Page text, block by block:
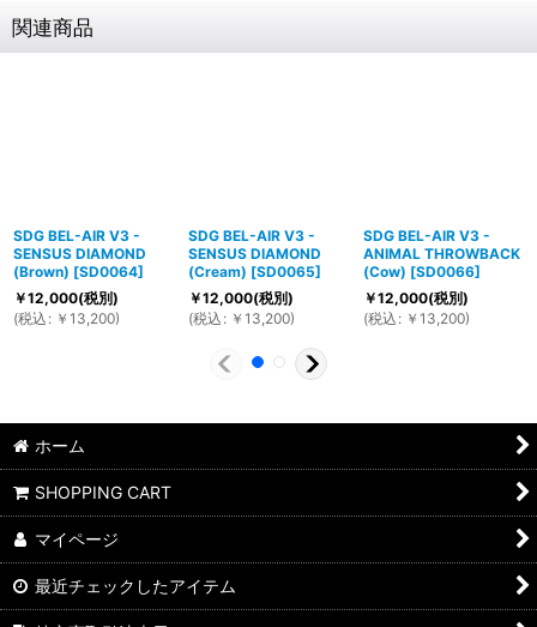
関連商品
SDG BEL-AIR V3 -
SENSUS DIAMOND
(Brown) [SD0064]
￥12,000(税別)
(税込 : ￥ 13,200)
SDG BEL-AIR V3 -
SENSUS DIAMOND
(Cream) [SD0065]
￥12,000(税別)
(税込 : ￥ 13,200)
SDG BEL-AIR V3 -
ANIMAL THROWBACK
(Cow) [SD0066]
￥12,000(税別)
(税込 : ￥ 13,200)
ホーム
SHOPPING CART
マイページ
最近チェックしたアイテム